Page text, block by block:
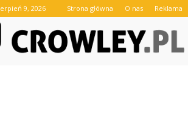
9, 2026 Strona główna O nas Reklama